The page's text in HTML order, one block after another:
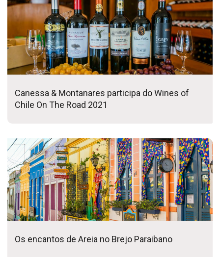
Canessa & Montanares participa do Wines of
Chile On The Road 2021
Os encantos de Areia no Brejo Paraibano